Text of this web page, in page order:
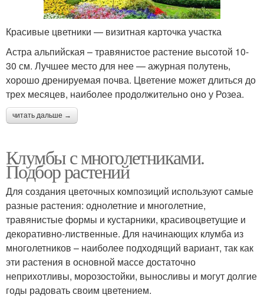
Красивые цветники — визитная карточка участка
Астра альпийская – травянистое растение высотой 10-
30 см. Лучшее место для нее — ажурная полутень,
хорошо дренируемая почва. Цветение может длиться до
трех месяцев, наиболее продолжительно оно у Розеа.
читать дальше →
Клумбы с многолетниками.
Подбор растений
Для создания цветочных композиций используют самые
разные растения: однолетние и многолетние,
травянистые формы и кустарники, красивоцветущие и
декоративно-лиственные. Для начинающих клумба из
многолетников – наиболее подходящий вариант, так как
эти растения в основной массе достаточно
неприхотливы, морозостойки, выносливы и могут долгие
годы радовать своим цветением.